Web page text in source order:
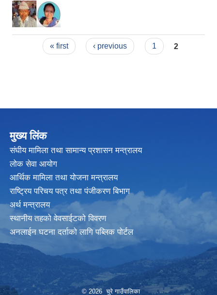
Pages« first ‹ previous 1 2
मुख्य लिंक
संघीय मामिला तथा सामान्य प्रशासन मन्त्रालय
लोक सेवा आयोग
आर्थिक मामिला तथा योजना मन्त्रालय
राष्ट्रिय परिचय पत्र तथा पंजीकरण बिभाग
अर्थ मन्त्रालय
स्थानीय तहको वेवसाईटको विवरण
अनलाईन घटना दर्ताको लागि पब्लिक पोर्टल
© 2026 चुरे गाउँपालिका